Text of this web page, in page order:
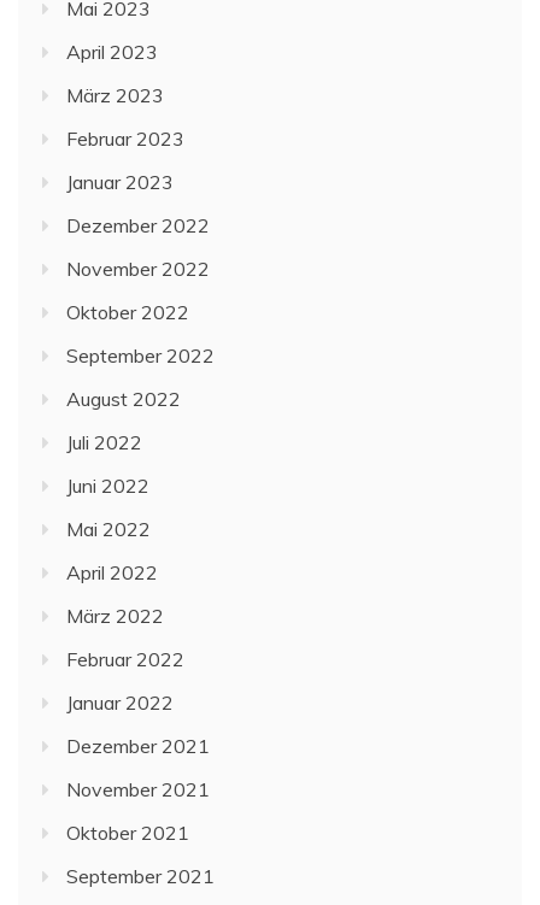
Mai 2023
April 2023
März 2023
Februar 2023
Januar 2023
Dezember 2022
November 2022
Oktober 2022
September 2022
August 2022
Juli 2022
Juni 2022
Mai 2022
April 2022
März 2022
Februar 2022
Januar 2022
Dezember 2021
November 2021
Oktober 2021
September 2021